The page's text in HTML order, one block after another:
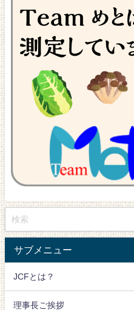
サブメニュー
JCFとは？
理事長ご挨拶